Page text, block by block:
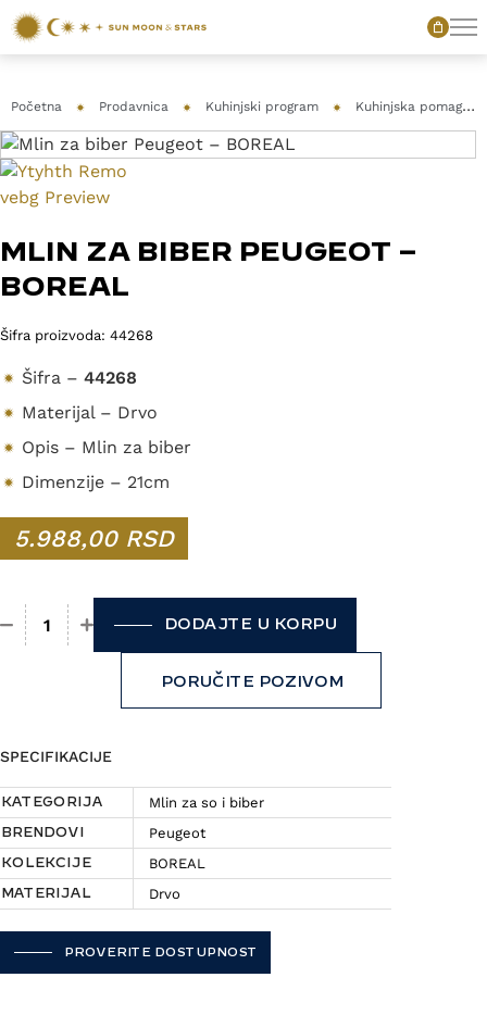
Početna Prodavnica Kuhinjski program Kuhinjska pomagala
MLIN ZA BIBER PEUGEOT –
BOREAL
Šifra proizvoda: 44268
Šifra – 44268
Materijal – Drvo
Opis – Mlin za biber
Dimenzije – 21cm
5.988,00 RSD
Mlin za biber Peugeot - Boreal količina
DODAJTE U KORPU
PORUČITE POZIVOM
SPECIFIKACIJE
KATEGORIJA Mlin za so i biber
BRENDOVI Peugeot
KOLEKCIJE BOREAL
MATERIJAL Drvo
PROVERITE DOSTUPNOST